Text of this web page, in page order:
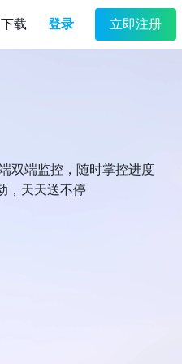
下载 登录 立即注册
双端监控，随时掌控进度
，天天送不停